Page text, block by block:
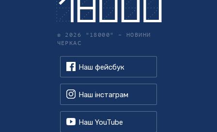
© 2026 "18000" – НОВИНИ
ЧЕРКАС
Наш фейсбук
Наш інстаграм
Наш YouTube